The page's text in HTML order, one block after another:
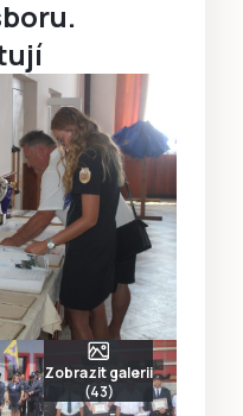
Zobrazit galerii
(43)